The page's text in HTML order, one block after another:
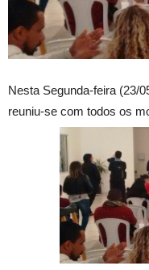
Nesta Segunda-feira (23/
reuniu-se com todos os